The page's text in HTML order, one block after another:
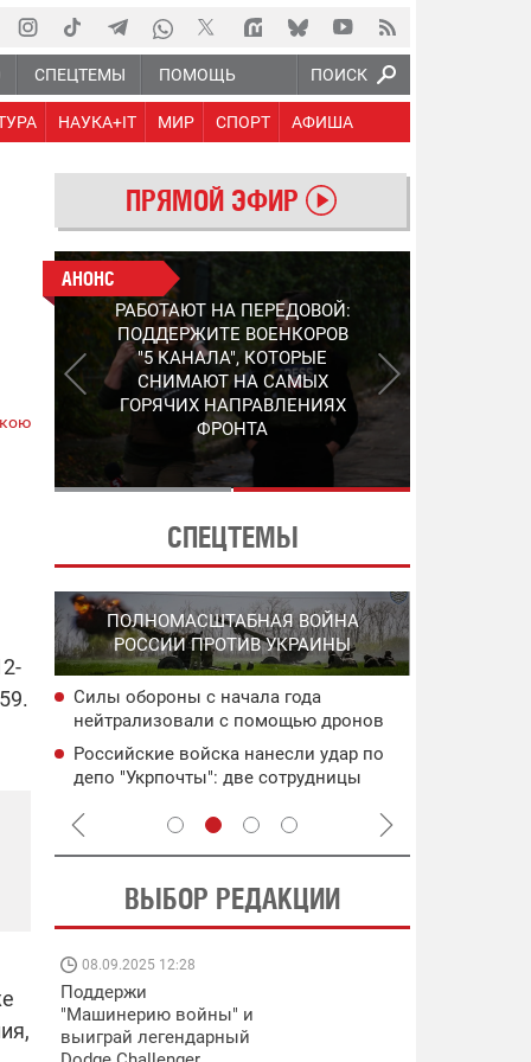
ПОИСК
СПЕЦТЕМЫ ПОМОЩЬ
НАУКА+IT МИР СПОРТ АФИША
ПРЯМОЙ ЭФИР
АНОНС
СЛЕДУЮЩЕЕ ПОКОЛЕНИЕ
PEP: КАК УКРАИНСКИЙ
STEP-3 МЕНЯЕТ ПРАВИЛА
ИГРЫ В ОБНАРУЖЕНИИ FPV-
ДРОНОВ
АНОНС
РАБОТАЮТ НА ПЕРЕДОВОЙ:
ПОДДЕРЖИТЕ ВОЕНКОРОВ
"5 КАНАЛА", КОТОРЫЕ
СНИМАЮТ НА САМЫХ
ГОРЯЧИХ НАПРАВЛЕНИЯХ
ФРОНТА
СПЕЦТЕМЫ
ПОЛНОМАСШТАБНАЯ ВОЙНА
РОССИИ ПРОТИВ УКРАИНЫ
Силы обороны с начала года
нейтрализовали с помощью дронов
более 200 тыс. россиян
Российские войска нанесли удар по
депо "Укрпочты": две сотрудницы
ВЫБОР РЕДАКЦИИ
08.09.2025 12:28
Поддержи
"Машинерию войны" и
выиграй легендарный